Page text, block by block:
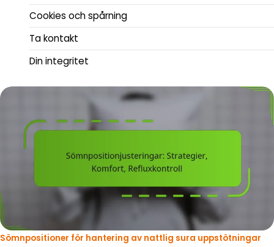
Cookies och spårning
Ta kontakt
Din integritet
Sömnpositioner för hantering av nattlig sura uppstötningar